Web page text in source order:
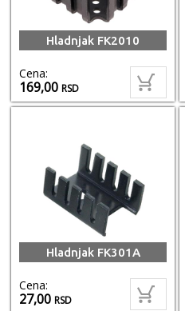
Hladnjak FK2010
Cena:
169,00RSD
Hladnjak FK301A
Cena:
27,00RSD